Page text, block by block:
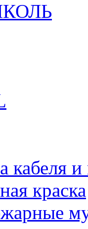
кабеля
краска